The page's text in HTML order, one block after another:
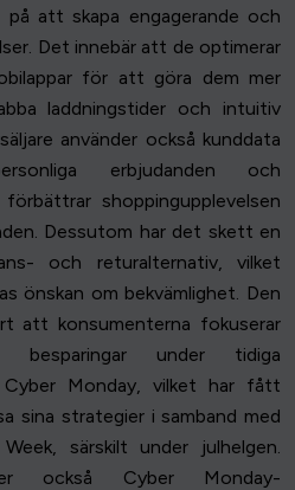
att skapa engagerande och
Det innebär att de optimerar
för att göra dem mer
laddningstider och intuitiv
använder också kunddata
erbjudanden och
shoppingupplevelsen
Dessutom har det skett en
och returalternativ, vilket
önskan om bekvämlighet. Den
att konsumenterna fokuserar
under tidiga
Cyber Monday, vilket har fått
sina strategier i samband med
särskilt under julhelgen.
också Cyber Monday-